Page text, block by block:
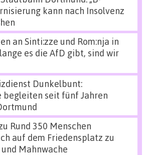
kann nach Insolvenz
an Sinti:zze und Rom:nja in
es die AfD gibt, sind wir
Dunkelbunt:
begleiten seit fünf Jahren
Rund 350 Menschen
auf dem Friedensplatz zu
Mahnwache